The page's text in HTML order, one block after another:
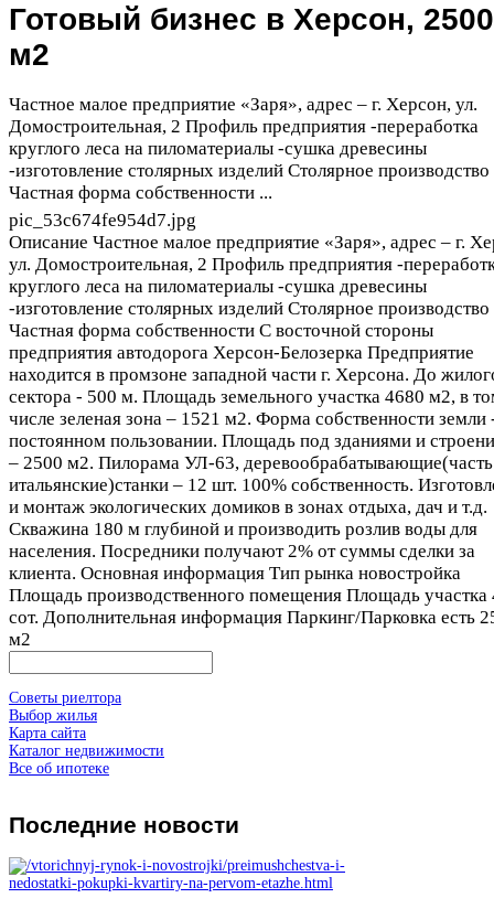
Готовый бизнес в Херсон, 2500
м2
Частное малое предприятие «Заря», адрес – г. Херсон, ул.
Домостроительная, 2 Профиль предприятия -переработка
круглого леса на пиломатериалы -сушка древесины
-изготовление столярных изделий Столярное производство
Частная форма собственности ...
pic_53c674fe954d7.jpg
Описание Частное малое предприятие «Заря», адрес – г.
ул. Домостроительная, 2 Профиль предприятия -
круглого леса на пиломатериалы -сушка древесины
-изготовление столярных изделий Столярное производство
Частная форма собственности С восточной стороны
предприятия автодорога Херсон-Белозерка Предприятие
находится в промзоне западной части г. Херсона. До
сектора - 500 м. Площадь земельного участка 4680 м2, в
числе зеленая зона – 1521 м2. Форма собственности земли
постоянном пользовании. Площадь под зданиями и
– 2500 м2. Пилорама УЛ-63, деревообрабатывающие(часть
итальянские)станки – 12 шт. 100% собственность.
и монтаж экологических домиков в зонах отдыха, дач и т.д.
Скважина 180 м глубиной и производить розлив воды для
населения. Посредники получают 2% от суммы сделки за
клиента. Основная информация Тип рынка новостройка
Площадь производственного помещения Площадь участка
сот. Дополнительная информация Паркинг/Парковка есть
м2
Советы риелтора
Выбор жилья
Карта сайта
Каталог недвижимости
Все об ипотеке
Последние новости